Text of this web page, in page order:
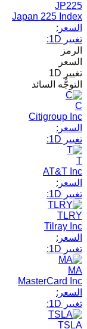
JP225
Japan 225 Index
السعر:
تغيير 1D:
الرمز
السعر
تغيير 1D
التوجُّه السائد
C
Citigroup Inc
السعر:
تغيير 1D:
T
AT&T Inc
السعر:
تغيير 1D:
TLRY
Tilray Inc
السعر:
تغيير 1D:
MA
MasterCard Inc
السعر:
تغيير 1D:
TSLA